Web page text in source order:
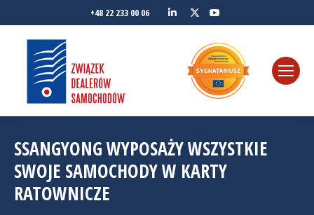
+48 22 233 00 06
Linkedin
Twitter
SSANGYONG WYPOSAŻY WSZYSTKIE
SWOJE SAMOCHODY W KARTY
RATOWNICZE